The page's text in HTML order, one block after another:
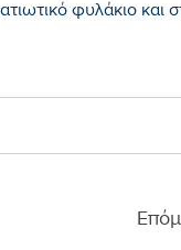
φυλάκιο και